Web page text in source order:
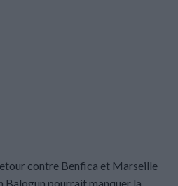
contre Benfica et Marseille
Balogun pourrait manquer la